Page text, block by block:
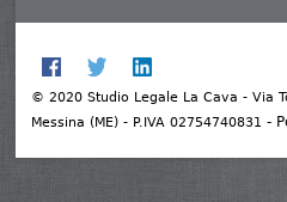
© 2020 Studio Legale La Cava - Via
Messina (ME) - P.IVA 02754740831 -